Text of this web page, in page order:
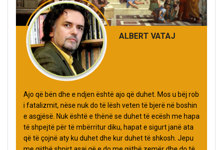
ALBERT VATAJ
Ajo që bën dhe e ndjen është ajo që duhet. Mos u bëj rob
i fatalizmit, nëse nuk do të lësh veten të bjerë në boshin
e asgjësë. Nuk është e thënë se duhet të ecësh me hapa
të shpejtë për të mbërritur diku, hapat e sigurt janë ata
që të çojnë aty ku duhet dhe kur duhet të shkosh. Jepu